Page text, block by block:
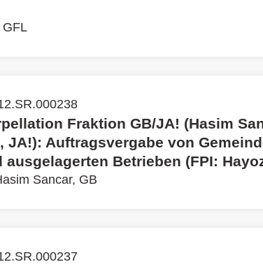
GFL
Fraktion GB/JA! (Hasim
JA!): Auftragsvergabe von
ausgelagerten Betrieben (FPI:
Sancar, GB